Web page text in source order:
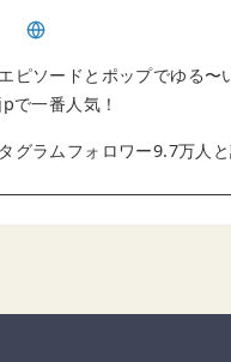
ピソードとポップでゆる〜
で一番人気！
グラムフォロワー9.7万人と